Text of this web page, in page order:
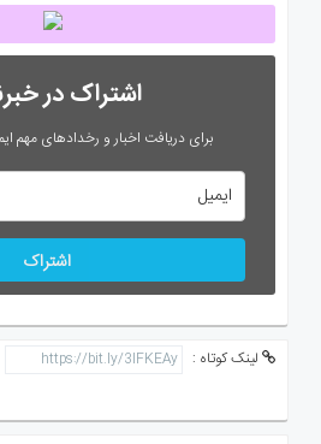
اشتراک در
برای دریافت اخبار و رخدادهای مهم
اشتراک
لینک کوتاه :